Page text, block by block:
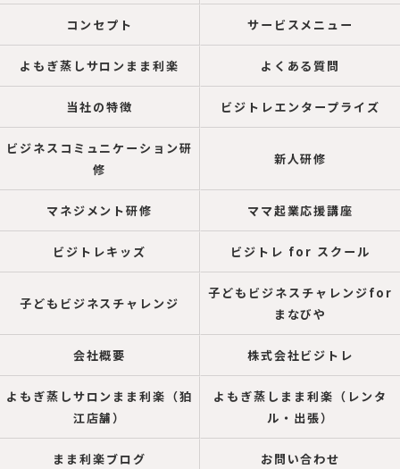
コンセプト サービスメニュー
よもぎ蒸しサロンまま利楽 よくある質問
当社の特徴 ビジトレエンタープライズ
ビジネスコミュニケーション研
修
新人研修
マネジメント研修 ママ起業応援講座
ビジトレキッズ ビジトレ for スクール
子どもビジネスチャレンジ
子どもビジネスチャレンジfor
まなびや
会社概要 株式会社ビジトレ
よもぎ蒸しサロンまま利楽（狛
江店舗）
よもぎ蒸しまま利楽（レンタ
ル・出張）
まま利楽ブログ お問い合わせ